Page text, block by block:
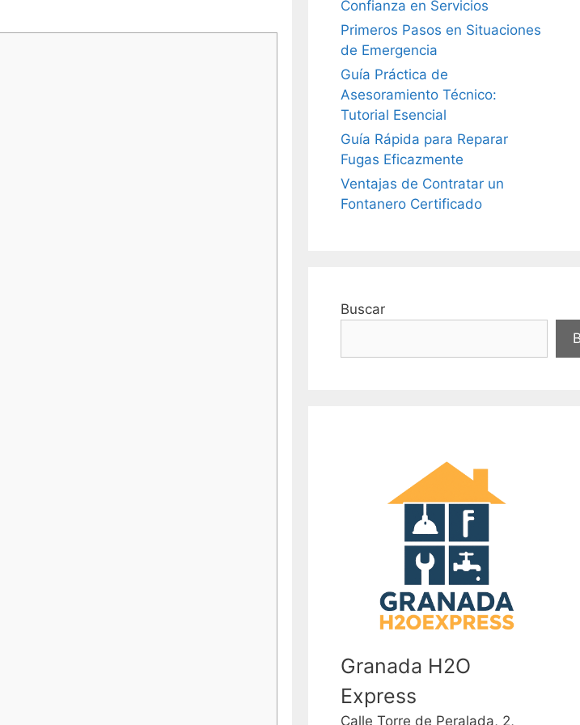
Confianza en Servicios
Primeros Pasos en Situaciones
de Emergencia
Guía Práctica de
Asesoramiento Técnico:
Tutorial Esencial
Guía Rápida para Reparar
Fugas Eficazmente
Ventajas de Contratar un
Fontanero Certificado
Buscar
Granada H2O
Express
Calle Torre de Peralada, 2,